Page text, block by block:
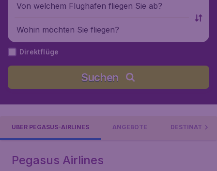
Von welchem Flughafen fliegen Sie ab?
Wohin möchten Sie fliegen?
Direktflüge
Suchen
ÜBER PEGASUS-AIRLINES ANGEBOTE
Pegasus Airlines